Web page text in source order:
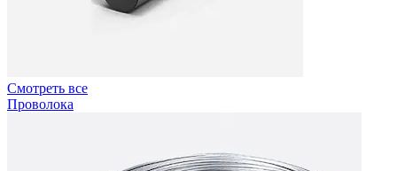
Смотреть все
Проволока